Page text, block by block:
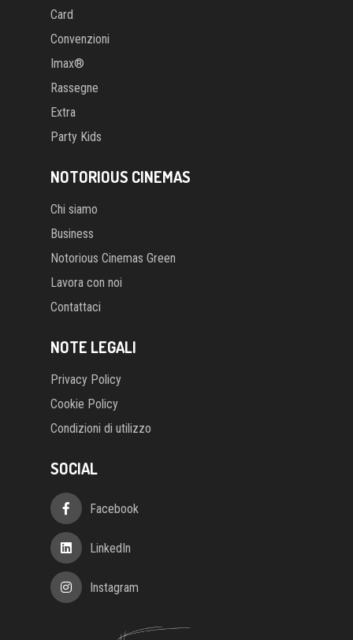
Card
Convenzioni
Imax®
Rassegne
Extra
Party Kids
NOTORIOUS CINEMAS
Chi siamo
Business
Notorious Cinemas Green
Lavora con noi
Contattaci
NOTE LEGALI
Privacy Policy
Cookie Policy
Condizioni di utilizzo
SOCIAL
Facebook
LinkedIn
Instagram